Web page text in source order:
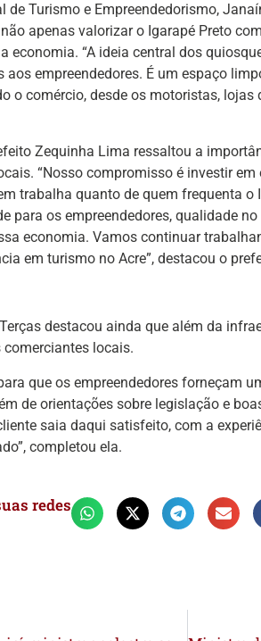
de Turismo e Empreendedorismo,
apenas valorizar o Igarapé Preto
economia. “A ideia central dos
aos empreendedores. É um espaço
o comércio, desde os motoristas,
Zequinha Lima ressaltou a
“Nosso compromisso é investir
trabalha quanto de quem frequenta o
para os empreendedores, qualidade
economia. Vamos continuar
em turismo no Acre”, destacou o
destacou ainda que além da
locais.
que os empreendedores forneçam
de orientações sobre legislação e
saia daqui satisfeito, com a
completou ela.
redes